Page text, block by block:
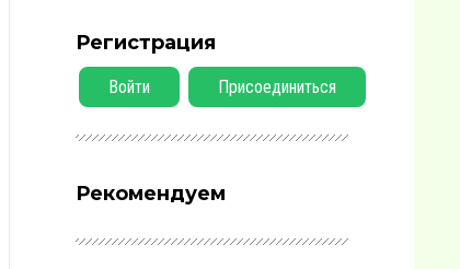
Регистрация
Войти Присоединиться
Рекомендуем